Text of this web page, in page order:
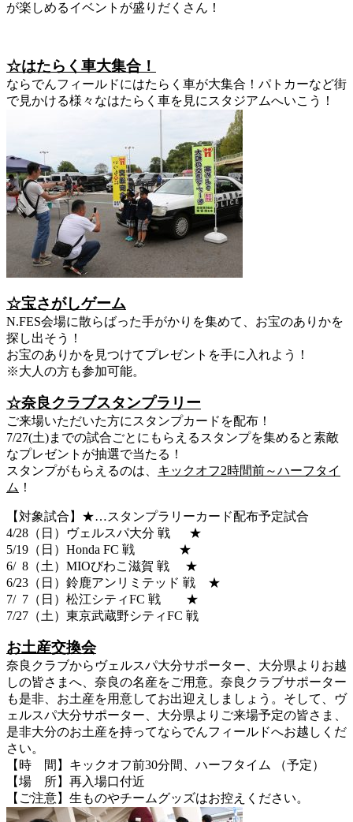
が楽しめるイベントが盛りだくさん！
☆はたらく車大集合！
ならでんフィールドにはたらく車が大集合！パトカーなど街
で見かける様々なはたらく車を見にスタジアムへいこう！
☆宝さがしゲーム
N.FES会場に散らばった手がかりを集めて、お宝のありかを
探し出そう！
お宝のありかを見つけてプレゼントを手に入れよう！
※大人の方も参加可能。
☆奈良クラブスタンプラリー
ご来場いただいた方にスタンプカードを配布！
7/27(土)までの試合ごとにもらえるスタンプを集めると素敵
なプレゼントが抽選で当たる！
スタンプがもらえるのは、 キックオフ2時間前～ハーフタイ
ム ！
【対象試合】★…スタンプラリーカード配布予定試合
4/28（日）ヴェルスパ大分 戦 ★
5/19（日）Honda FC 戦 ★
6/ 8（土）MIOびわこ滋賀 戦 ★
6/23（日）鈴鹿アンリミテッド 戦 ★
7/ 7（日）松江シティFC 戦 ★
7/27（土）東京武蔵野シティFC 戦
お土産交換会
奈良クラブからヴェルスパ大分サポーター、大分県よりお越
しの皆さまへ、奈良の名産をご用意。奈良クラブサポーター
も是非、お土産を用意してお出迎えしましょう。そして、ヴ
ェルスパ大分サポーター、大分県よりご来場予定の皆さま、
是非大分のお土産を持ってならでんフィールドへお越しくだ
さい。
【時 間】 キックオフ前30分間
、ハーフタイム （予定）
【場 所】再入場口付近
【ご注意】生ものやチームグッズはお控えください。